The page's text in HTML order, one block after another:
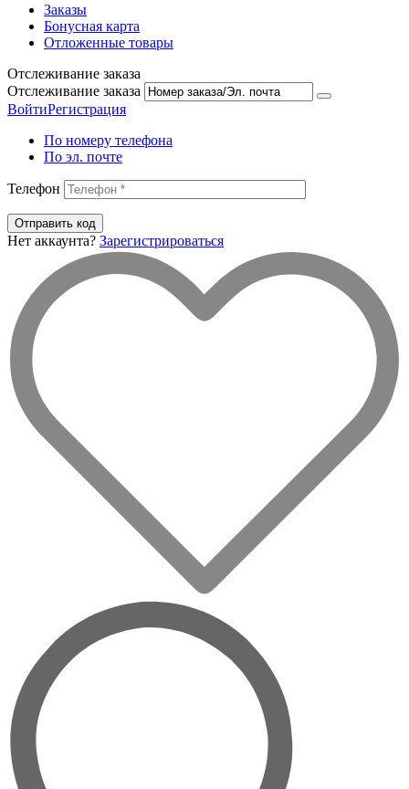
Заказы
Бонусная карта
Отложенные товары
Отслеживание заказа
Отслеживание заказа
ВойтиРегистрация
По номеру телефона
По эл. почте
Телефон
Отправить код
Нет аккаунта? Зарегистрироваться